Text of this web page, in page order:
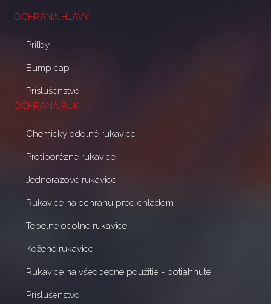
OCHRANA HLAVY
Prilby
Bump cap
Príslušenstvo
OCHRANA RÚK
Chemicky odolné rukavice
Protiporézne rukavice
Jednorázové rukavice
Rukavice na ochranu pred chladom
Tepelne odolné rukavice
Kožené rukavice
Rukavice na všeobecné použitie - potiahnuté
Príslušenstvo